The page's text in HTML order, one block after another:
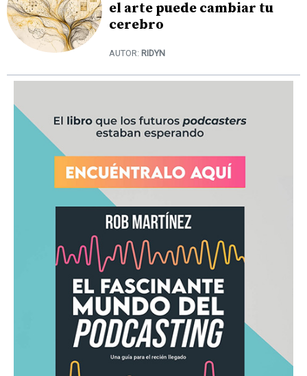
el arte puede cambiar tu
cerebro
AUTOR: RIDYN